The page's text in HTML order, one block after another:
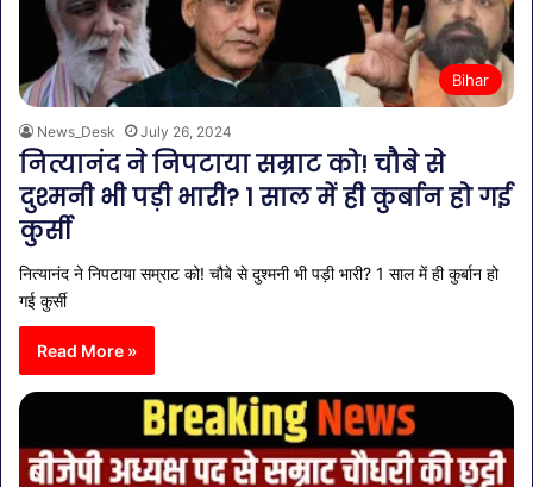
Bihar
News_Desk July 26, 2024
नित्यानंद ने निपटाया सम्राट को! चौबे से
दुश्मनी भी पड़ी भारी? 1 साल में ही कुर्बान हो गई
कुर्सी
नित्यानंद ने निपटाया सम्राट को! चौबे से दुश्मनी भी पड़ी भारी? 1 साल में ही कुर्बान हो
गई कुर्सी
Read More »